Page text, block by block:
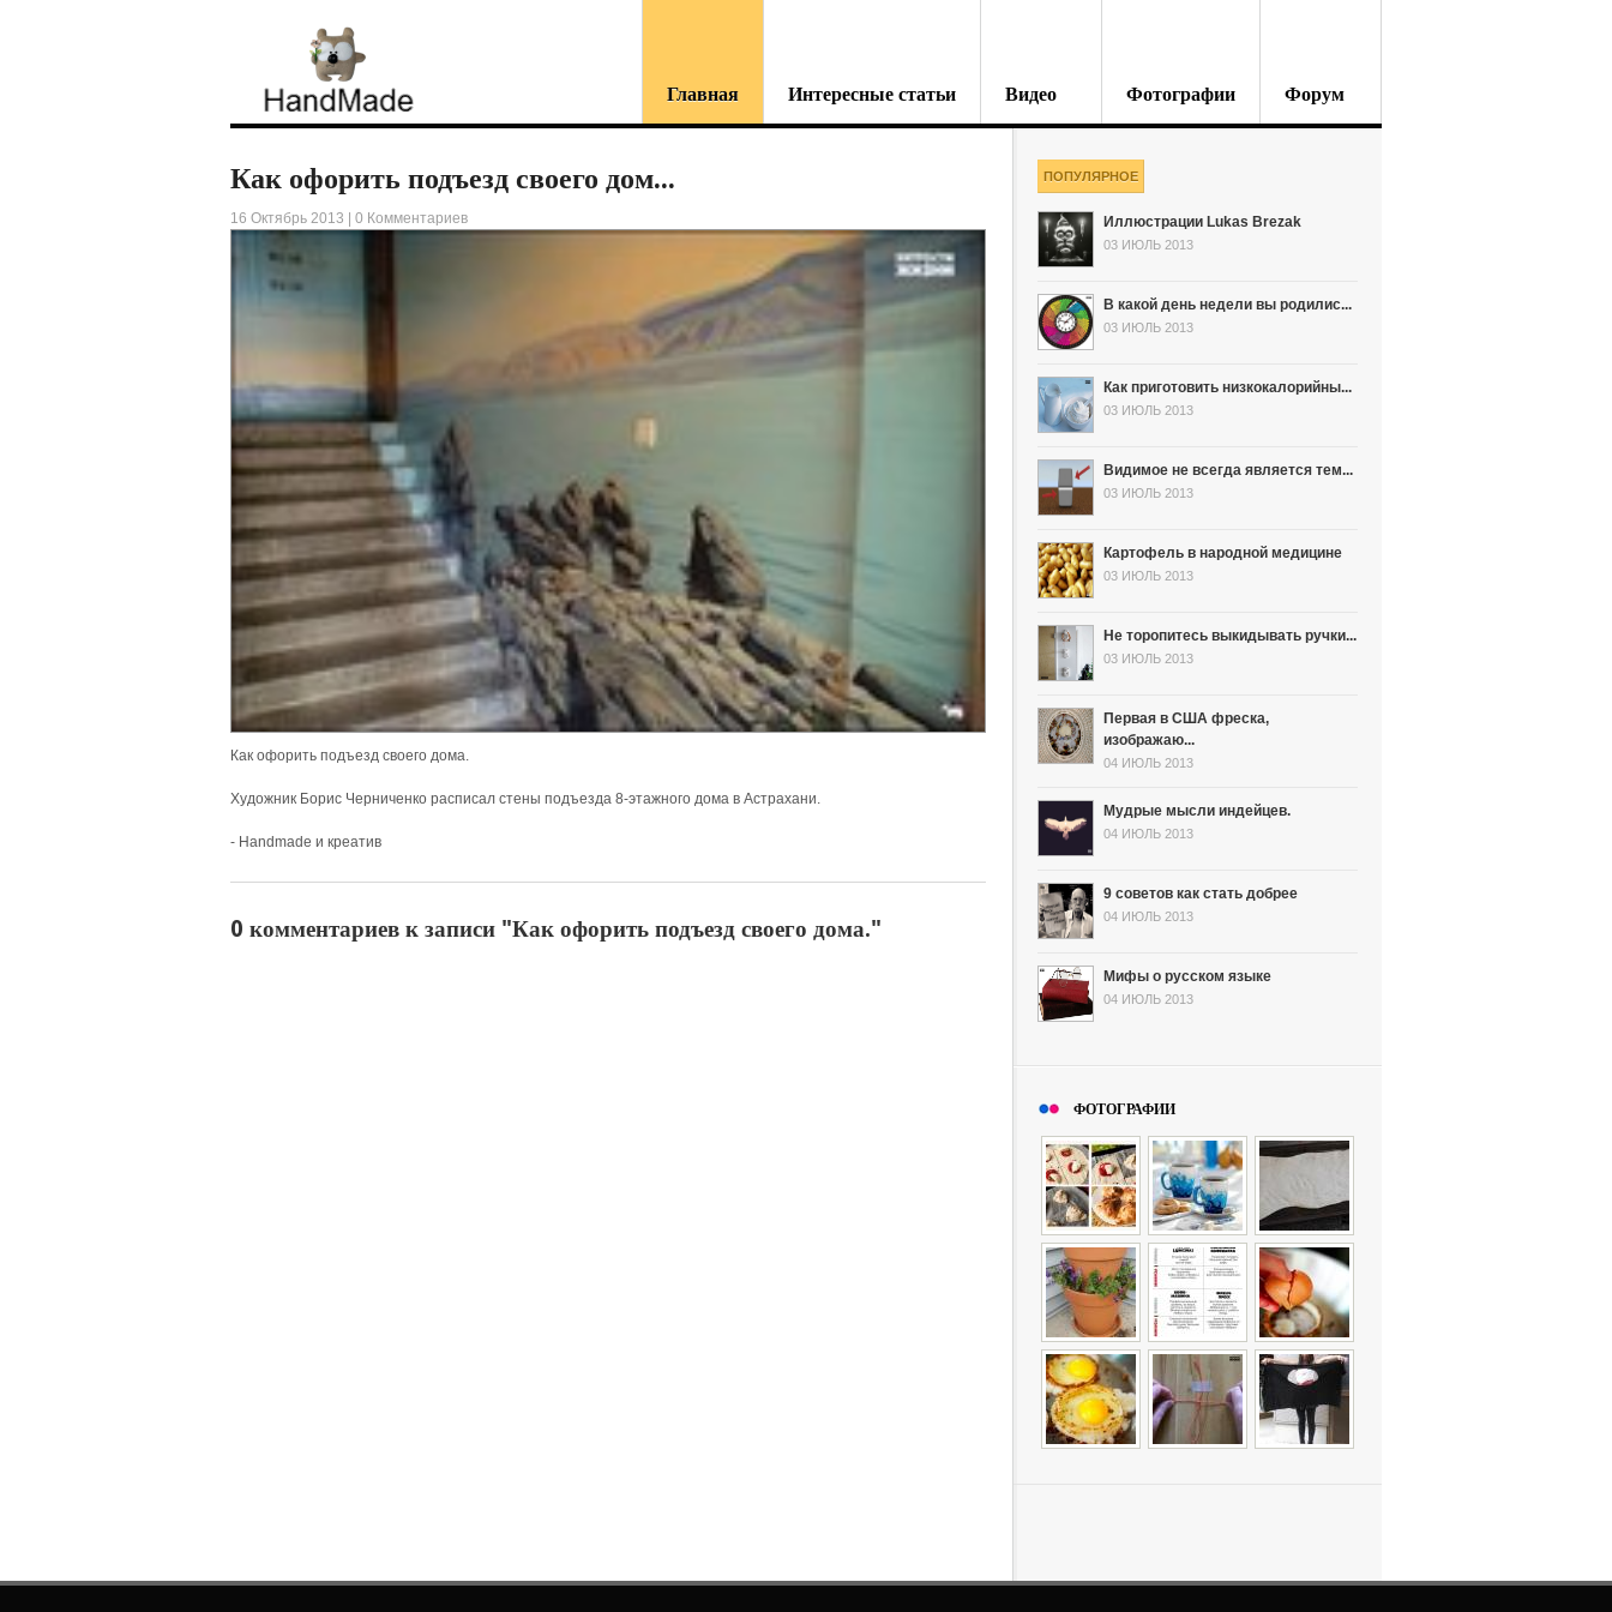
Главная Интересные статьи Видео Фотографии Форум
Как офорить подъезд своего дом...
16 Октябрь 2013 | 0 Комментариев
Как офорить подъезд своего дома.
Художник Борис Черниченко расписал стены подъезда 8-этажного дома в Астрахани.
- Handmade и креатив
0 комментариев к записи "Как офорить подъезд своего дома."
ПОПУЛЯРНОЕ
Иллюстрации Lukas Brezak
03 ИЮЛЬ 2013
В какой день недели вы родилис...
03 ИЮЛЬ 2013
Как приготовить низкокалорийны...
03 ИЮЛЬ 2013
Видимое не всегда является тем...
03 ИЮЛЬ 2013
Картофель в народной медицине
03 ИЮЛЬ 2013
Не торопитесь выкидывать ручки...
03 ИЮЛЬ 2013
Первая в США фреска,
изображаю...
04 ИЮЛЬ 2013
Мудрые мысли индейцев.
04 ИЮЛЬ 2013
9 советов как стать добрее
04 ИЮЛЬ 2013
Мифы о русском языке
04 ИЮЛЬ 2013
ФОТОГРАФИИ